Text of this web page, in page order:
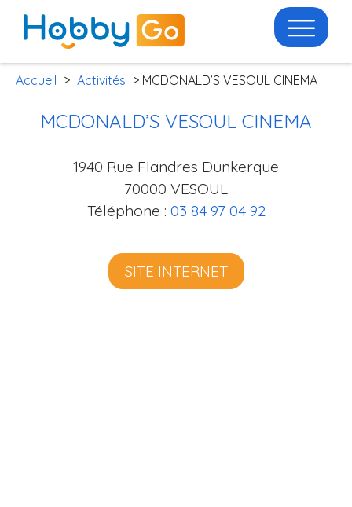
Accueil > Activités > MCDONALD’S VESOUL CINEMA
MCDONALD’S VESOUL CINEMA
1940 Rue Flandres Dunkerque
70000 VESOUL
Téléphone : 03 84 97 04 92
SITE INTERNET